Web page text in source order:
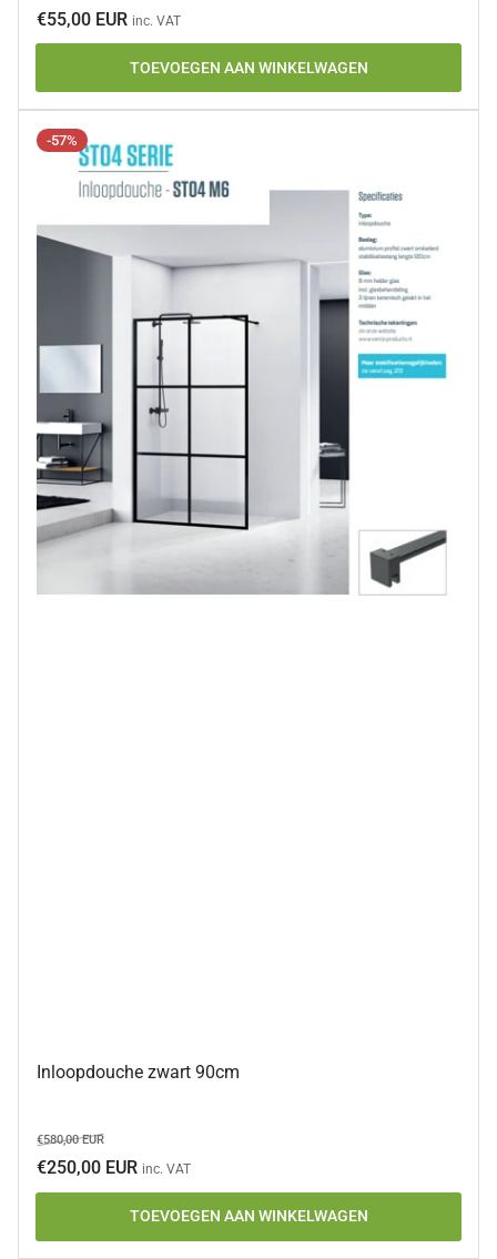
prijs
€55,00 EUR inc. VAT
TOEVOEGEN AAN WINKELWAGEN
-57%
Inloopdouche zwart 90cm
Normale
prijs
€580,00 EURAanbiedingsprijs
€250,00 EUR inc. VAT
TOEVOEGEN AAN WINKELWAGEN